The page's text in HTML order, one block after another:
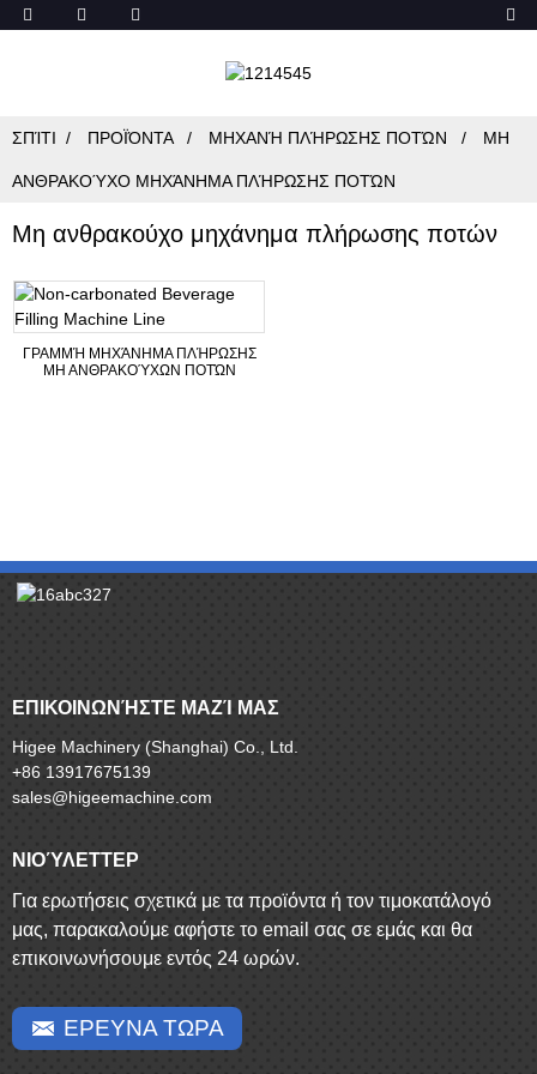
ΣΠΊΤΙ ΠΡΟΪΌΝΤΑ ΜΗΧΑΝΉ ΠΛΉΡΩΣΗΣ ΠΟΤΏΝ ΜΗ
ΑΝΘΡΑΚΟΎΧΟ ΜΗΧΆΝΗΜΑ ΠΛΉΡΩΣΗΣ ΠΟΤΏΝ
Μη ανθρακούχο μηχάνημα πλήρωσης ποτών
ΓΡΑΜΜΉ ΜΗΧΆΝΗΜΑ ΠΛΉΡΩΣΗΣ
ΜΗ ΑΝΘΡΑΚΟΎΧΩΝ ΠΟΤΏΝ
ΕΠΙΚΟΙΝΩΝΉΣΤΕ ΜΑΖΊ ΜΑΣ
Higee Machinery (Shanghai) Co., Ltd.
+86 13917675139
sales@higeemachine.com
ΝΙΟΎΛΕΤΤΕΡ
Για ερωτήσεις σχετικά με τα προϊόντα ή τον τιμοκατάλογό
μας, παρακαλούμε αφήστε το email σας σε εμάς και θα
επικοινωνήσουμε εντός 24 ωρών.
ΕΡΕΥΝΑ ΤΩΡΑ